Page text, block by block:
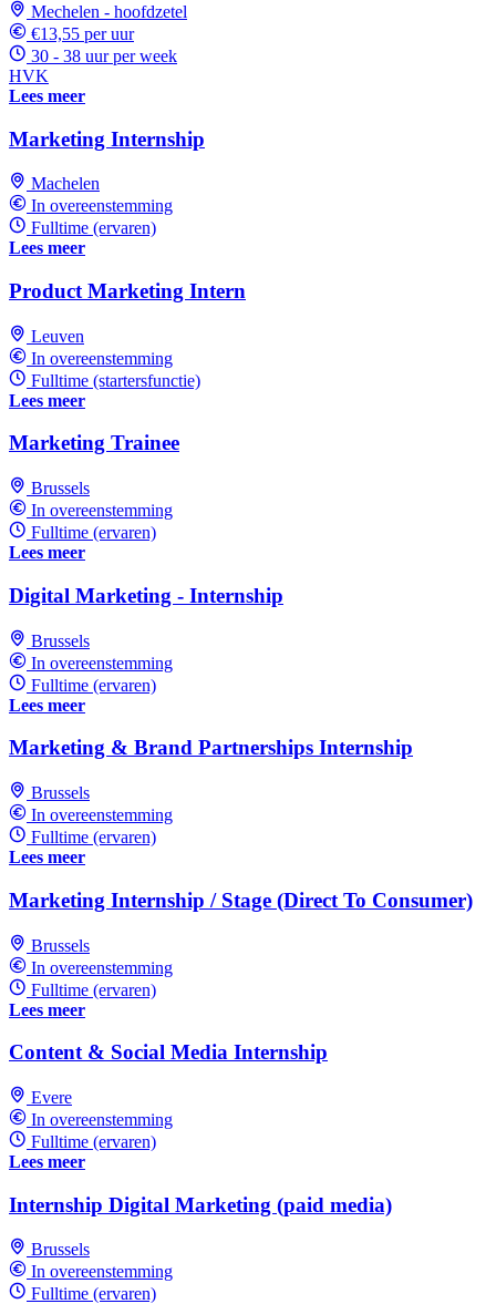
Mechelen - hoofdzetel
€13,55 per uur
30 - 38 uur per week
HVK
Lees meer
Marketing Internship
Machelen
In overeenstemming
Fulltime (ervaren)
Lees meer
Product Marketing Intern
Leuven
In overeenstemming
Fulltime (startersfunctie)
Lees meer
Marketing Trainee
Brussels
In overeenstemming
Fulltime (ervaren)
Lees meer
Digital Marketing - Internship
Brussels
In overeenstemming
Fulltime (ervaren)
Lees meer
Marketing & Brand Partnerships Internship
Brussels
In overeenstemming
Fulltime (ervaren)
Lees meer
Marketing Internship / Stage (Direct To Consumer)
Brussels
In overeenstemming
Fulltime (ervaren)
Lees meer
Content & Social Media Internship
Evere
In overeenstemming
Fulltime (ervaren)
Lees meer
Internship Digital Marketing (paid media)
Brussels
In overeenstemming
Fulltime (ervaren)